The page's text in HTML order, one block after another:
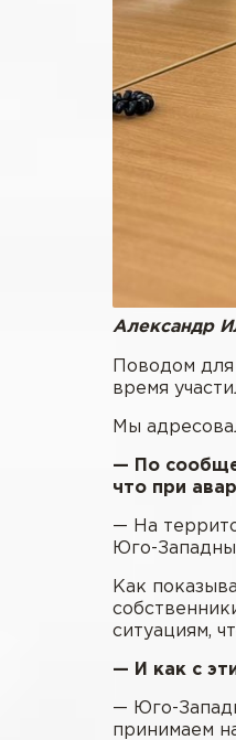
Александр
Поводом
время
Мы
— По
что при
— На
Юго-
Как
ситуациям,
— И как с
— Юго-
принимаем